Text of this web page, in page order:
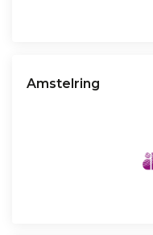
Amstelring